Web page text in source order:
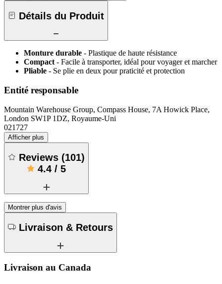
Détails du Produit
Monture durable - Plastique de haute résistance
Compact - Facile à transporter, idéal pour voyager et marcher
Pliable - Se plie en deux pour praticité et protection
Entité responsable
Mountain Warehouse Group, Compass House, 7A Howick Place,
London SW1P 1DZ, Royaume-Uni
021727
Afficher plus
Reviews (101)
4.4 / 5
Montrer plus d'avis
Livraison & Retours
Livraison au Canada